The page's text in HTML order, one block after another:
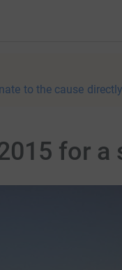
to the cause directly
for a